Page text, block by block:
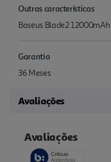
Outras características
Baseus Blade2
Garantia
36 Meses
Avaliações